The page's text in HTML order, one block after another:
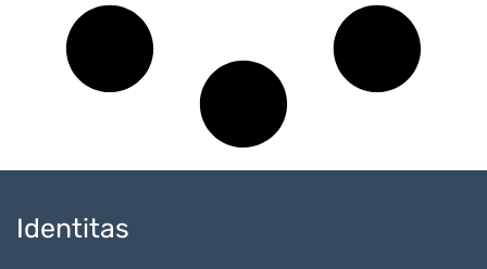
Identitas